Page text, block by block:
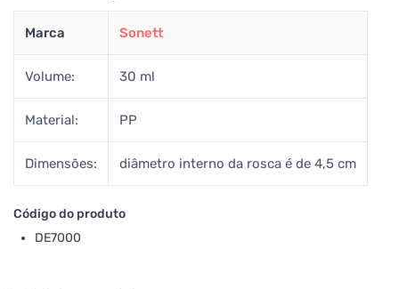
Marca Sonett
Volume: 30 ml
Material: PP
Dimensões: diâmetro interno da rosca é de 4,5 cm
Código do produto
DE7000